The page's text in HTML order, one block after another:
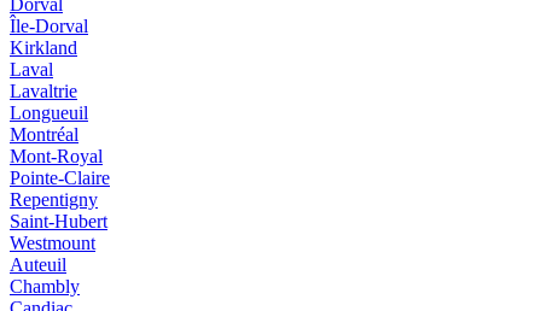
Île-Dorval
Kirkland
Laval
Lavaltrie
Longueuil
Montréal
Mont-Royal
Pointe-Claire
Repentigny
Saint-Hubert
Westmount
Auteuil
Chambly